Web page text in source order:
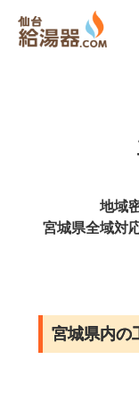
地域
宮城県全域対
宮城県内の